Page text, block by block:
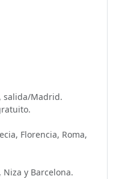
salida/Madrid.
Florencia, Roma,
y Barcelona.